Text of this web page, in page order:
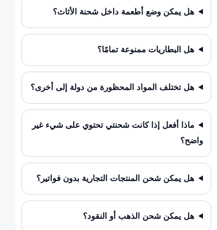
هل يمكن وضع أطعمة داخل شحنة الأثاث؟
هل البطاريات ممنوعة تمامًا؟
هل تختلف المواد المحظورة من دولة إلى أخرى؟
ماذا أفعل إذا كانت شحنتي تحتوي على شيء غير
واضح؟
هل يمكن شحن المنتجات التجارية بدون فواتير؟
هل يمكن شحن الذهب أو النقود؟